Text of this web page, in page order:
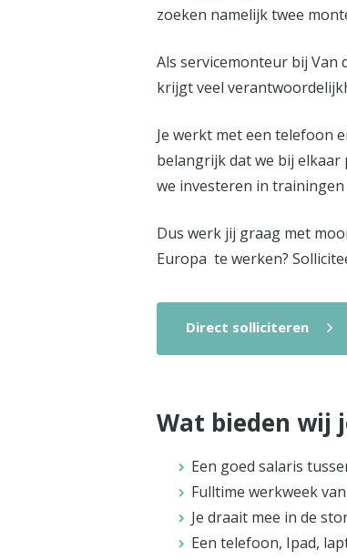
zoeken namelijk twee
Als servicemonteur bij Van
krijgt veel
Je werkt met een telefoon
belangrijk dat we bij elkaar
we investeren in
Dus werk jij graag met
Europa te werken?
Direct solliciteren
Wat bieden wij
Een goed salaris
Fulltime werkweek
Je draait mee in de
Een telefoon, Ipad,